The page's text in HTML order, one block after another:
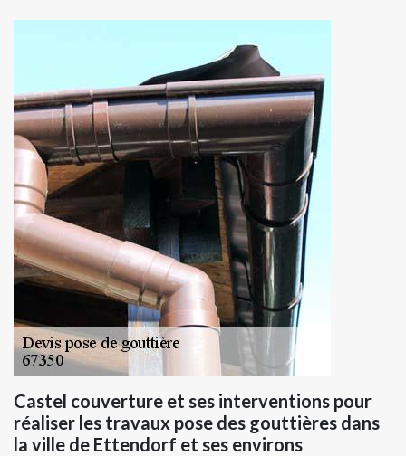
Castel couverture et ses interventions pour
réaliser les travaux pose des gouttières dans
la ville de Ettendorf et ses environs